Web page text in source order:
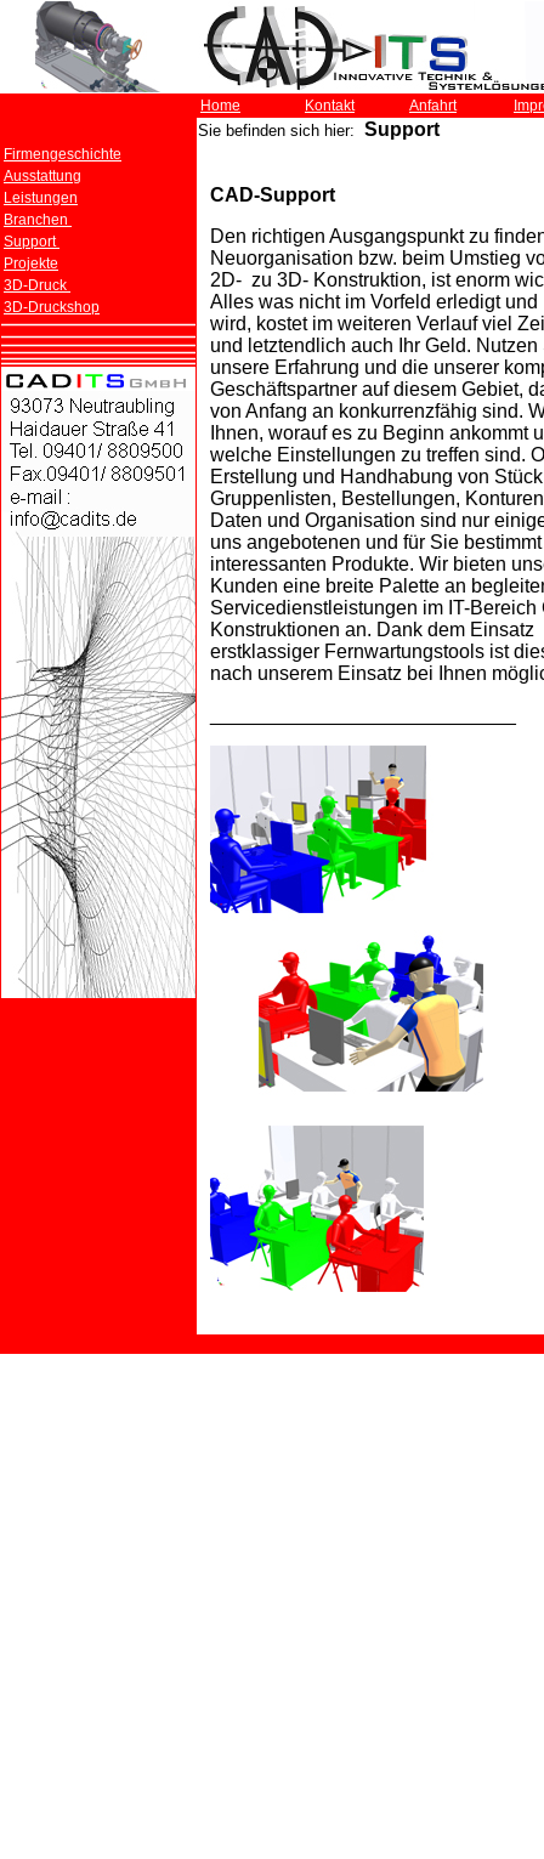
Home Kontakt Anfahrt
Sie befinden sich hier: Support
Firmengeschichte
Ausstattung
Leistungen
Branchen
Support
Projekte
3D-Druck
3D-Druckshop
CAD-Support
Den richtigen Ausgangspunkt zu
Neuorganisation bzw. beim Umstieg
2D- zu 3D- Konstruktion, ist enorm
Alles was nicht im Vorfeld erledigt und
wird, kostet im weiteren Verlauf viel
und letztendlich auch Ihr Geld. Nutzen
unsere Erfahrung und die unserer
Geschäftspartner auf diesem Gebiet,
von Anfang an konkurrenzfähig sind.
Ihnen, worauf es zu Beginn ankommt
welche Einstellungen zu treffen sind.
Erstellung und Handhabung von
Gruppenlisten, Bestellungen,
Daten und Organisation sind nur
uns angebotenen und für Sie bestimmt
interessanten Produkte. Wir bieten
Kunden eine breite Palette an
Servicedienstleistungen im IT-Bereich
Konstruktionen an. Dank dem Einsatz
erstklassiger Fernwartungstools ist
nach unserem Einsatz bei Ihnen